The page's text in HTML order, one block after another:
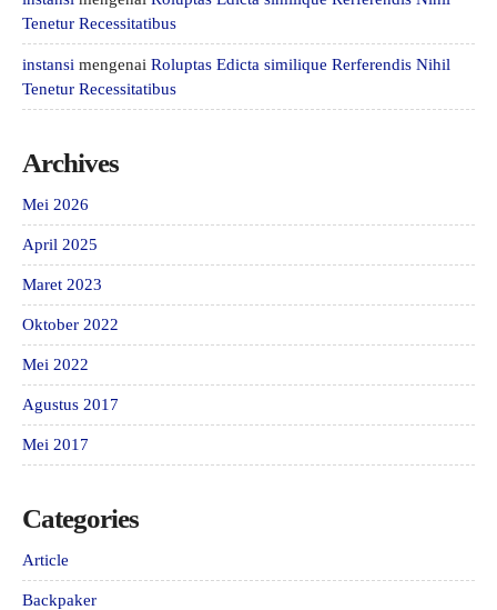
Tenetur Recessitatibus
instansi mengenai Roluptas Edicta similique Rerferendis Nihil
Tenetur Recessitatibus
Archives
Mei 2026
April 2025
Maret 2023
Oktober 2022
Mei 2022
Agustus 2017
Mei 2017
Categories
Article
Backpaker